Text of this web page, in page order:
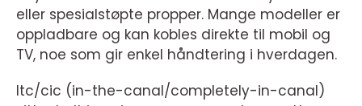
eller spesialstøpte propper. Mange modeller er
oppladbare og kan kobles direkte til mobil og
TV, noe som gir enkel håndtering i hverdagen.
Itc/cic (in-the-canal/completely-in-canal)